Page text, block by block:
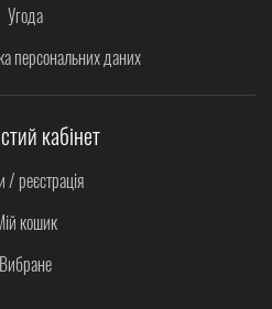
Угода
персональних даних
кабінет
/ реєстрація
кошик
Вибране